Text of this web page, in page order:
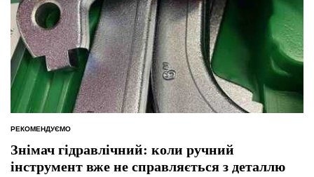
ОПУБЛІКУВАТИ
РЕКОМЕНДУЄМО
Знімач гідравлічний: коли ручний
інструмент вже не справляється з деталлю